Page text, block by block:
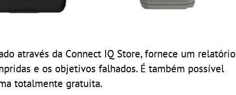
através da Connect IQ Store, fornece um relatório
e os objetivos falhados. É também possível
totalmente gratuita.